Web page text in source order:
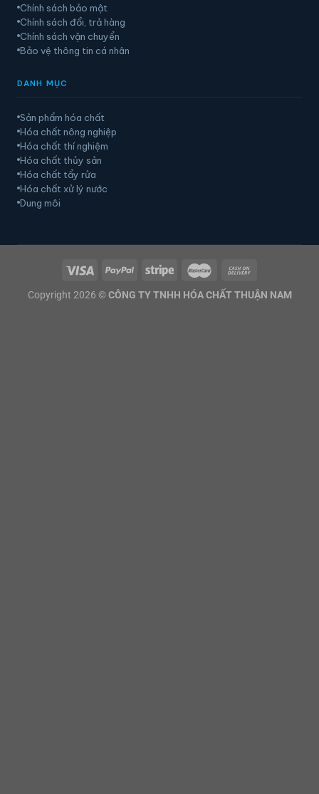
Chính sách bảo mật
Chính sách đổi, trả hàng
Chính sách vận chuyển
Bảo vệ thông tin cá nhân
DANH MỤC
Sản phẩm hóa chất
Hóa chất nông nghiệp
Hóa chất thí nghiệm
Hóa chất thủy sản
Hóa chất tẩy rửa
Hóa chất xử lý nước
Dung môi
Copyright 2026 © CÔNG TY TNHH HÓA CHẤT THUẬN NAM